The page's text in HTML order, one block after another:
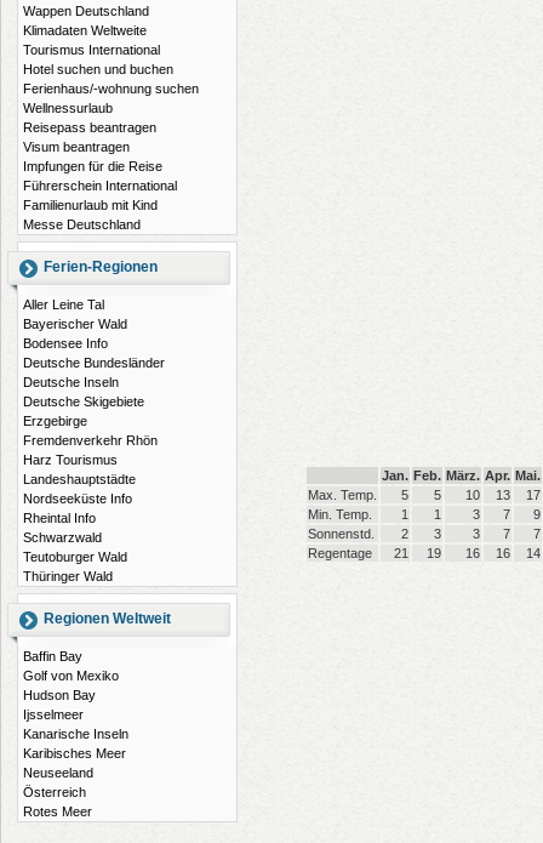
Wappen Deutschland
Klimadaten Weltweite
Tourismus International
Hotel suchen und buchen
Ferienhaus/-wohnung suchen
Wellnessurlaub
Reisepass beantragen
Visum beantragen
Impfungen für die Reise
Führerschein International
Familienurlaub mit Kind
Messe Deutschland
Ferien-Regionen
Aller Leine Tal
Bayerischer Wald
Bodensee Info
Deutsche Bundesländer
Deutsche Inseln
Deutsche Skigebiete
Erzgebirge
Fremdenverkehr Rhön
Harz Tourismus
Landeshauptstädte
Nordseeküste Info
Rheintal Info
Schwarzwald
Teutoburger Wald
Thüringer Wald
Regionen Weltweit
Baffin Bay
Golf von Mexiko
Hudson Bay
Ijsselmeer
Kanarische Inseln
Karibisches Meer
Neuseeland
Österreich
Rotes Meer
Jan. Feb. März. Apr. Mai.
Max. Temp.
5 5 10 13
17
Min. Temp.
1 1 3 7
9
Sonnenstd.
2 3 3 7
7
Regentage
21 19 16 16 14